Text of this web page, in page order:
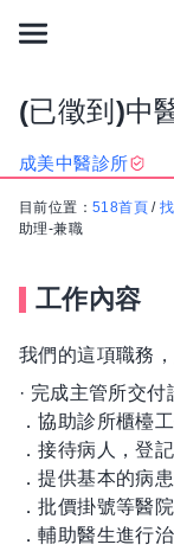
(已徵到)中
成美中醫診所
目前位置： 518首頁 /
助理-兼職
工作內容
我們的這項職務
· 完成主管所交
．協助診所櫃檯
．接待病人，登
．提供基本的病
．批價掛號等醫
．輔助醫生進行